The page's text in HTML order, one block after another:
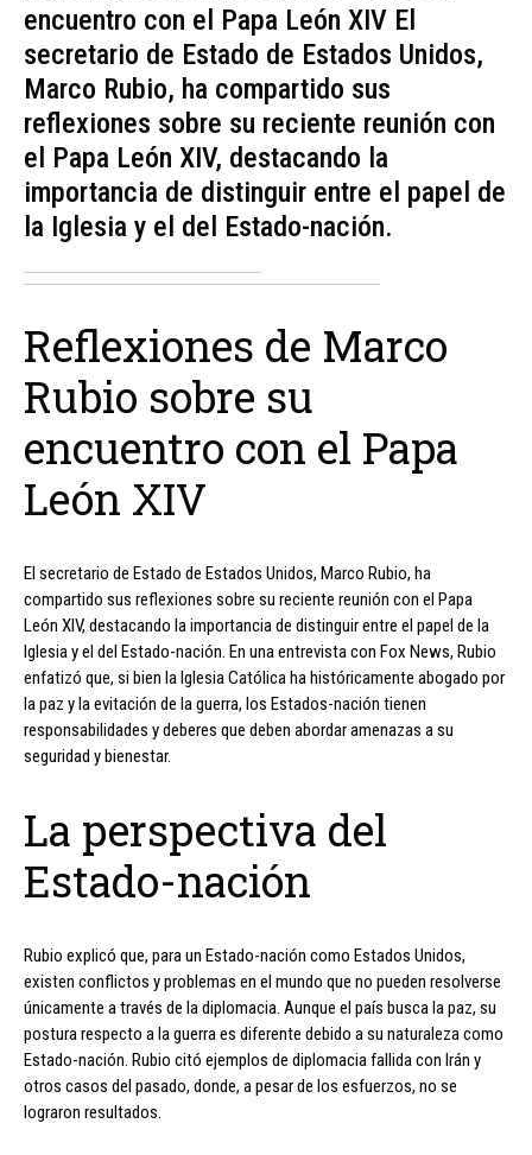
encuentro con el Papa León XIV El
secretario de Estado de Estados Unidos,
Marco Rubio, ha compartido sus
reflexiones sobre su reciente reunión con
el Papa León XIV, destacando la
importancia de distinguir entre el papel de
la Iglesia y el del Estado-nación.
Reflexiones de Marco
Rubio sobre su
encuentro con el Papa
León XIV
El secretario de Estado de Estados Unidos, Marco Rubio, ha
compartido sus reflexiones sobre su reciente reunión con el Papa
León XIV, destacando la importancia de distinguir entre el papel de la
Iglesia y el del Estado-nación. En una entrevista con Fox News, Rubio
enfatizó que, si bien la Iglesia Católica ha históricamente abogado por
la paz y la evitación de la guerra, los Estados-nación tienen
responsabilidades y deberes que deben abordar amenazas a su
seguridad y bienestar.
La perspectiva del
Estado-nación
Rubio explicó que, para un Estado-nación como Estados Unidos,
existen conflictos y problemas en el mundo que no pueden resolverse
únicamente a través de la diplomacia. Aunque el país busca la paz, su
postura respecto a la guerra es diferente debido a su naturaleza como
Estado-nación. Rubio citó ejemplos de diplomacia fallida con Irán y
otros casos del pasado, donde, a pesar de los esfuerzos, no se
lograron resultados.